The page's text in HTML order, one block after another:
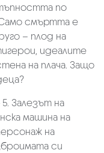
по
Само смъртта е
– плод на
идеалите
на плача. Защо
Залезът на
машина на
на
си